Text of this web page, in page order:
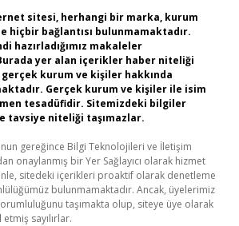
sitesi, herhangi bir marka, kurum
hiçbir bağlantısı bulunmamaktadır.
hazırladığımız makaleler
yer alan içerikler haber niteliği
kurum ve kişiler hakkında
Gerçek kurum ve kişiler ile isim
tesadüfidir. Sitemizdeki bilgiler
tavsiye niteliği taşımazlar.
gereğince Bilgi Teknolojileri ve İletişim
onaylanmış bir Yer Sağlayıcı olarak hizmet
sitedeki içerikleri proaktif olarak denetleme
bulunmamaktadır. Ancak, üyelerimiz
taşımakta olup, siteye üye olarak
sayılırlar.